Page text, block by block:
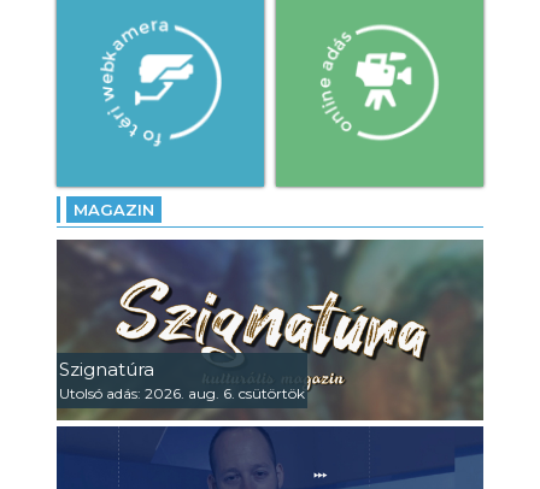
MAGAZIN
Szignatúra
Utolsó adás: 2026. aug. 6. csütörtök